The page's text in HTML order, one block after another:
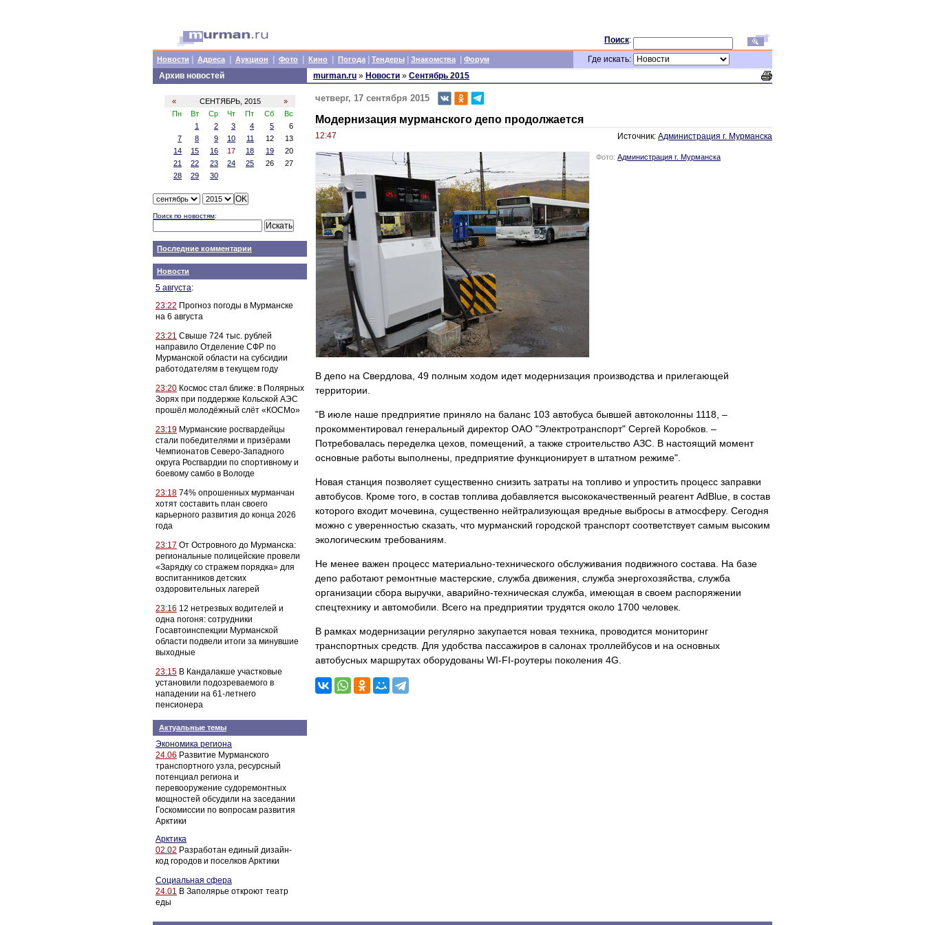
Поиск:
Новости Адреса Аукцион Фото Кино Погода Тендеры Знакомства Форум
Где искать:
Архив новостей
« СЕНТЯБРЬ, 2015
»
Пн
Вт Ср Чт Пт Сб
Вс
1
2 3 4 5
6
7
8 9 10 11 12
13
14
15 16 17 18 19
20
21
22 23 24 25 26
27
28
29 30
Поиск по новостям:
Последние комментарии
Новости
5 августа:
23:22 Прогноз погоды в Мурманске
на 6 августа
23:21 Свыше 724 тыс. рублей
направило Отделение СФР по
Мурманской области на субсидии
работодателям в текущем году
23:20 Космос стал ближе: в Полярных
Зорях при поддержке Кольской АЭС
прошёл молодёжный слёт «КОСМо»
23:19 Мурманские росгвардейцы
стали победителями и призёрами
Чемпионатов Северо-Западного
округа Росгвардии по спортивному и
боевому самбо в Вологде
23:18 74% опрошенных мурманчан
хотят составить план своего
карьерного развития до конца 2026
года
23:17 От Островного до Мурманска:
региональные полицейские провели
«Зарядку со стражем порядка» для
воспитанников детских
оздоровительных лагерей
23:16 12 нетрезвых водителей и
одна погоня: сотрудники
Госавтоинспекции Мурманской
области подвели итоги за минувшие
выходные
23:15 В Кандалакше участковые
установили подозреваемого в
нападении на 61-летнего
пенсионера
Актуальные темы
Экономика региона
24.06 Развитие Мурманского
транспортного узла, ресурсный
потенциал региона и
перевооружение судоремонтных
мощностей обсудили на заседании
Госкомиссии по вопросам развития
Арктики
Арктика
02.02 Разработан единый дизайн-
код городов и поселков Арктики
Социальная сфера
24.01 В Заполярье откроют театр
еды
murman.ru » Новости » Сентябрь 2015
четверг, 17 сентября 2015
Модернизация мурманского депо продолжается
12:47 Источник: Администрация г. Мурманска
Фото: Администрация г. Мурманска
В депо на Свердлова, 49 полным ходом идет модернизация производства и прилегающей
территории.
"В июле наше предприятие приняло на баланс 103 автобуса бывшей автоколонны 1118, –
прокомментировал генеральный директор ОАО "Электротранспорт" Сергей Коробков. –
Потребовалась переделка цехов, помещений, а также строительство АЗС. В настоящий момент
основные работы выполнены, предприятие функционирует в штатном режиме".
Новая станция позволяет существенно снизить затраты на топливо и упростить процесс заправки
автобусов. Кроме того, в состав топлива добавляется высококачественный реагент AdBlue, в состав
которого входит мочевина, существенно нейтрализующая вредные выбросы в атмосферу. Сегодня
можно с уверенностью сказать, что мурманский городской транспорт соответствует самым высоким
экологическим требованиям.
Не менее важен процесс материально-технического обслуживания подвижного состава. На базе
депо работают ремонтные мастерские, служба движения, служба энергохозяйства, служба
организации сбора выручки, аварийно-техническая служба, имеющая в своем распоряжении
спецтехнику и автомобили. Всего на предприятии трудятся около 1700 человек.
В рамках модернизации регулярно закупается новая техника, проводится мониторинг
транспортных средств. Для удобства пассажиров в салонах троллейбусов и на основных
автобусных маршрутах оборудованы WI-FI-роутеры поколения 4G.